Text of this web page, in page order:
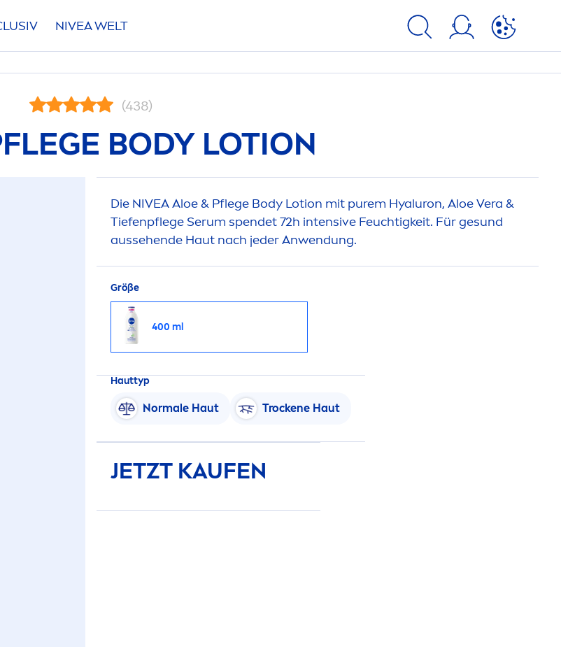
NIVEAWELT
(438)
BODY LOTION
Die NIVEAAloe & Pflege Body Lotion mit purem Hyaluron, Aloe Vera &
Tiefenpflege Serum spendet 72h intensive Feuchtigkeit. Für gesund
aussehende Haut nach jeder Anwendung.
Größe
400 ml
Hauttyp
Normale Haut Trockene Haut
JETZT KAUFEN